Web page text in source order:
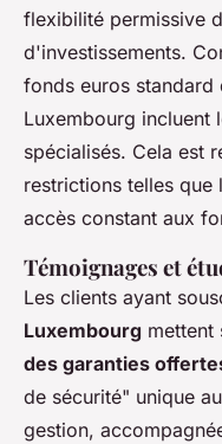
flexibilité permissive
d'investissements.
fonds euros standard
Luxembourg incluent
spécialisés. Cela est
restrictions telles que
accès constant aux
Témoignages et
Les clients ayant
Luxembourg mettent
des garanties
de sécurité" unique
gestion,